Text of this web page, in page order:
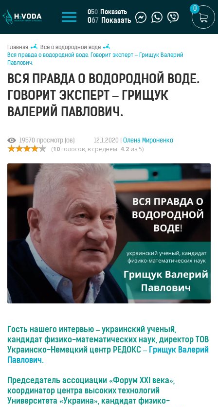
МАГАЗИН
Генераторы
водородной
воды
Стационарные
Водородные
кувшины
Водородные
бутылки
Водородные
ингаляторы
Водородные
ванны
Кислородные
концентраторы
приборы
тела
Фотоэпиляторы
воздуха
Измерительные
приборы
050 Показать
067 Показать
0
Главная
Все о водородной воде
Вся правда о водородной воде. Говорит эксперт – Грищук Валерий
Павлович.
ВСЯ ПРАВДА О ВОДОРОДНОЙ ВОДЕ.
ГОВОРИТ ЭКСПЕРТ – ГРИЩУК
ВАЛЕРИЙ ПАВЛОВИЧ.
19570 просмотр (ов) 12.1.2020 | Олена Мироненко
(10 голосов, в среднем: 4.2 из 5)
Гость нашего интервью – украинский ученый,
кандидат физико-математических наук, директор ТОВ
Украинско-Немецкий центр РЕДОКС –
Грищук Валерий
Павлович.
Председатель ассоциации «Форум ХХІ века»,
координатор центра высоких технологий
Университета «Украина», кандидат физико-